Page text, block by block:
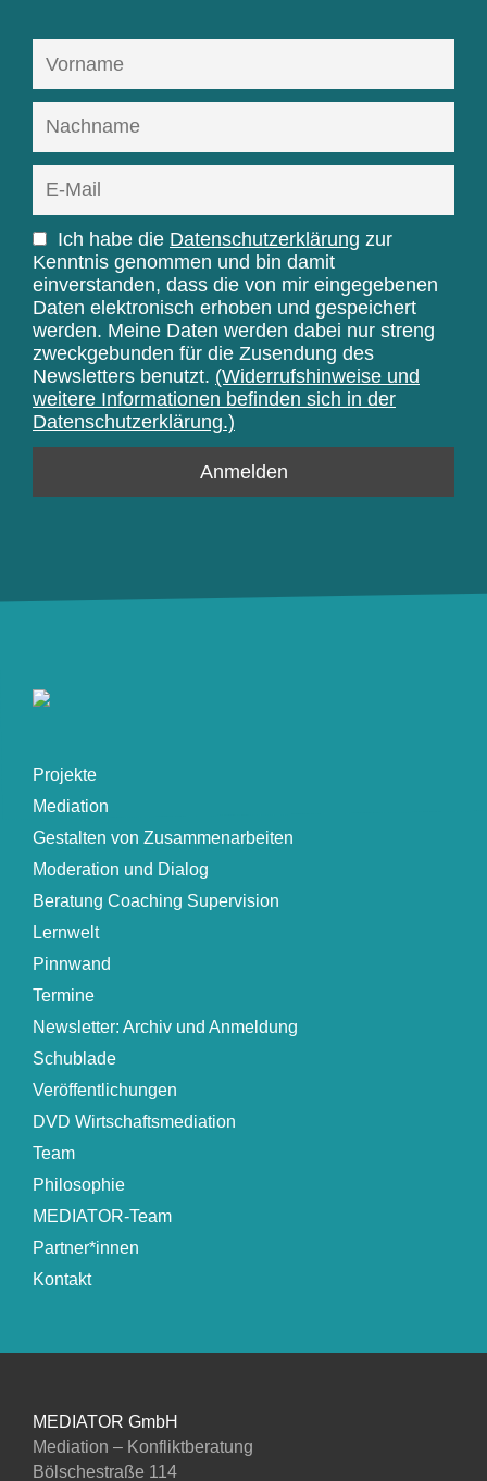
Ich habe die Datenschutzerklärung zur
Kenntnis genommen und bin damit
einverstanden, dass die von mir eingegebenen
Daten elektronisch erhoben und gespeichert
werden. Meine Daten werden dabei nur streng
zweckgebunden für die Zusendung des
Newsletters benutzt. (Widerrufshinweise und
weitere Informationen befinden sich in der
Datenschutzerklärung.)
Projekte
Mediation
Gestalten von Zusammenarbeiten
Moderation und Dialog
Beratung Coaching Supervision
Lernwelt
Pinnwand
Termine
Newsletter: Archiv und Anmeldung
Schublade
Veröffentlichungen
DVD Wirtschaftsmediation
Team
Philosophie
MEDIATOR-Team
Partner*innen
Kontakt
MEDIATOR GmbH
Mediation – Konfliktberatung
Bölschestraße 114